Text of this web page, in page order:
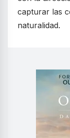
capturar las
naturalidad.